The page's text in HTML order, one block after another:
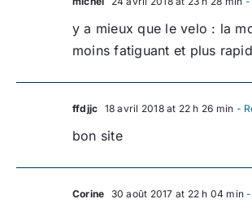
y a mieux que le velo : la
moins fatiguant et plus
ffdjjc 18 avril 2018 at 22 h 26 min -
bon site
Corine 30 août 2017 at 22 h 04 min -